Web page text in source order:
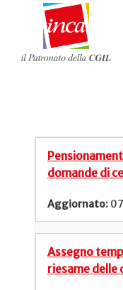
domande di
Assegno
riesame delle